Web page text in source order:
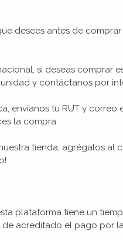
desees antes de
si deseas comprar
y contáctanos por
envíanos tu RUT y correo
la compra.
tienda, agrégalos al
plataforma tiene un
de acreditado el pago por